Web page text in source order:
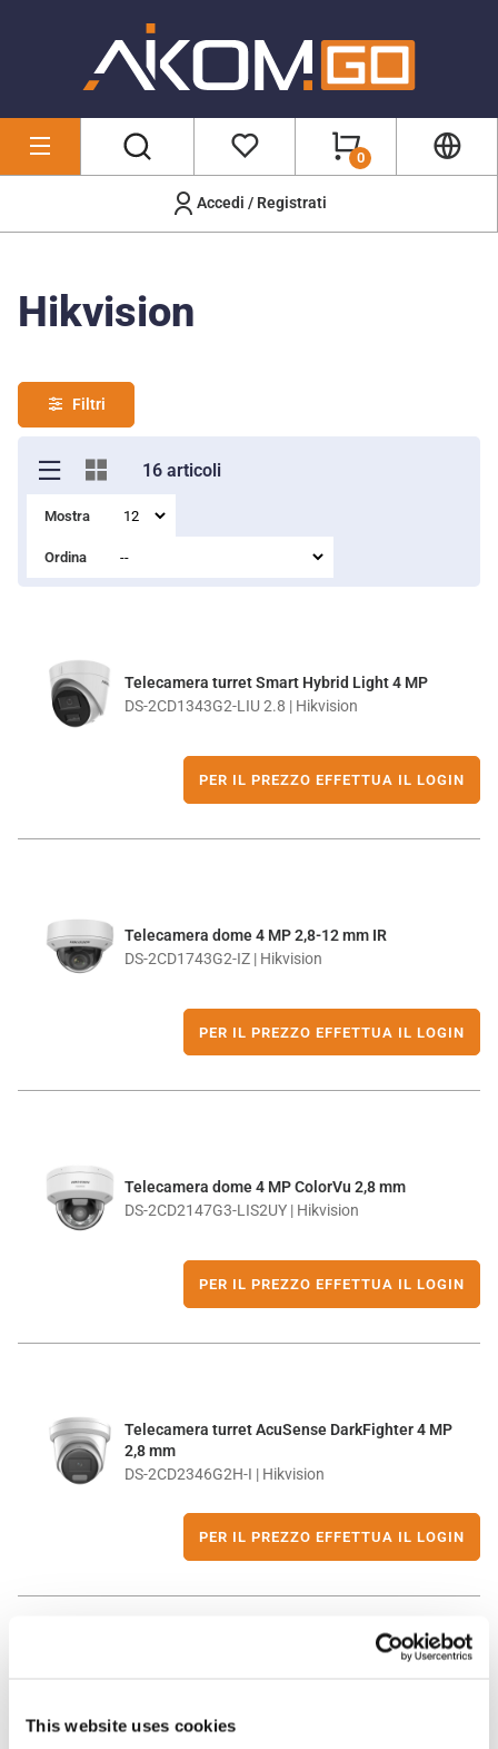
This website uses cookies
Accedi / Registrati
0
Hikvision
Filtri
16 articoli
Mostra
Ordina
Telecamera turret Smart Hybrid Light 4 MP
DS-2CD1343G2-LIU 2.8 | Hikvision
PER IL PREZZO EFFETTUA IL LOGIN
Telecamera dome 4 MP 2,8-12 mm IR
DS-2CD1743G2-IZ | Hikvision
PER IL PREZZO EFFETTUA IL LOGIN
Telecamera dome 4 MP ColorVu 2,8 mm
DS-2CD2147G3-LIS2UY | Hikvision
PER IL PREZZO EFFETTUA IL LOGIN
Telecamera turret AcuSense DarkFighter 4 MP
2,8 mm
DS-2CD2346G2H-I | Hikvision
PER IL PREZZO EFFETTUA IL LOGIN
DS-2CD2347G3-LIY | Hikvision